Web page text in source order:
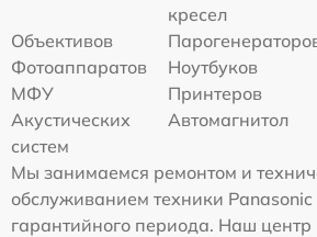
кресел
Объективов
Фотоаппаратов
Ноутбуков
МФУ
Принтеров
Акустических
систем
Автомагнитол
Мы занимаемся ремонтом и
обслуживанием техники Panasonic
гарантийного периода. Наш центр